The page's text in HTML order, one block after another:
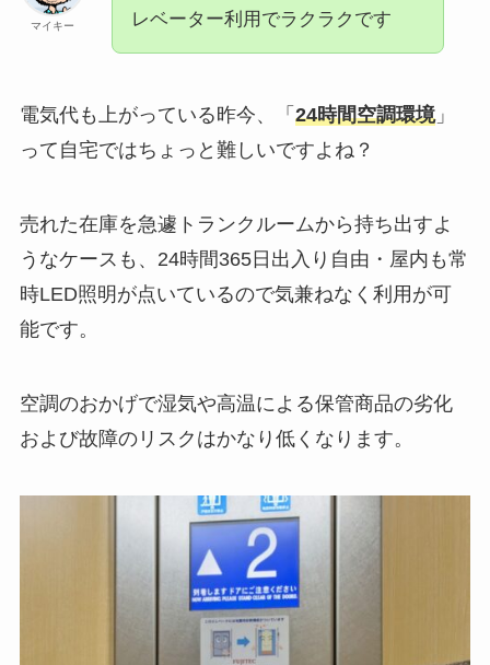
マイキー
レベーター利用でラクラクです
電気代も上がっている昨今、「 24時間空調環境」
って自宅ではちょっと難しいですよね？
売れた在庫を急遽トランクルームから持ち出すよ
うなケースも、24時間365日出入り自由・屋内も常
時LED照明が点いているので気兼ねなく利用が可
能です。
空調のおかげで湿気や高温による保管商品の劣化
および故障のリスクはかなり低くなります。